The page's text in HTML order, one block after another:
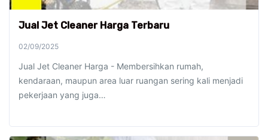
Jual Jet Cleaner Harga Terbaru
02/09/2025
Jual Jet Cleaner Harga - Membersihkan rumah,
kendaraan, maupun area luar ruangan sering kali menjadi
pekerjaan yang juga…